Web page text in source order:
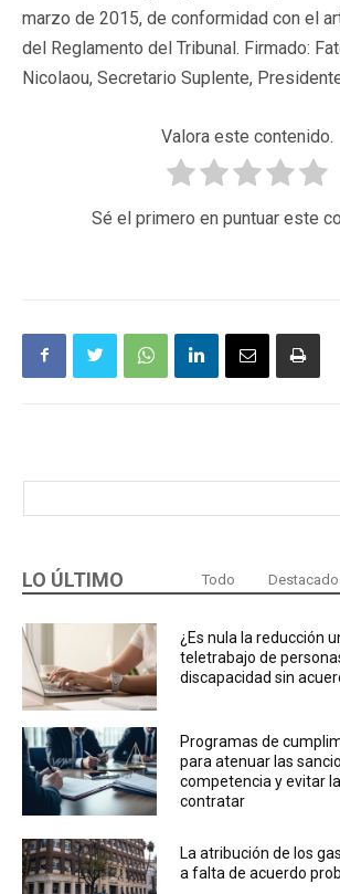
marzo de 2015, de conformidad con el
del Reglamento del Tribunal. Firmado:
Nicolaou, Secretario Suplente,
Valora este contenido.
Sé el primero en puntuar este
LO ÚLTIMO Todo Destacado
¿Es nula la reducción
teletrabajo de
discapacidad sin
Programas de
para atenuar las
competencia y evitar
contratar
La atribución de los
a falta de acuerdo